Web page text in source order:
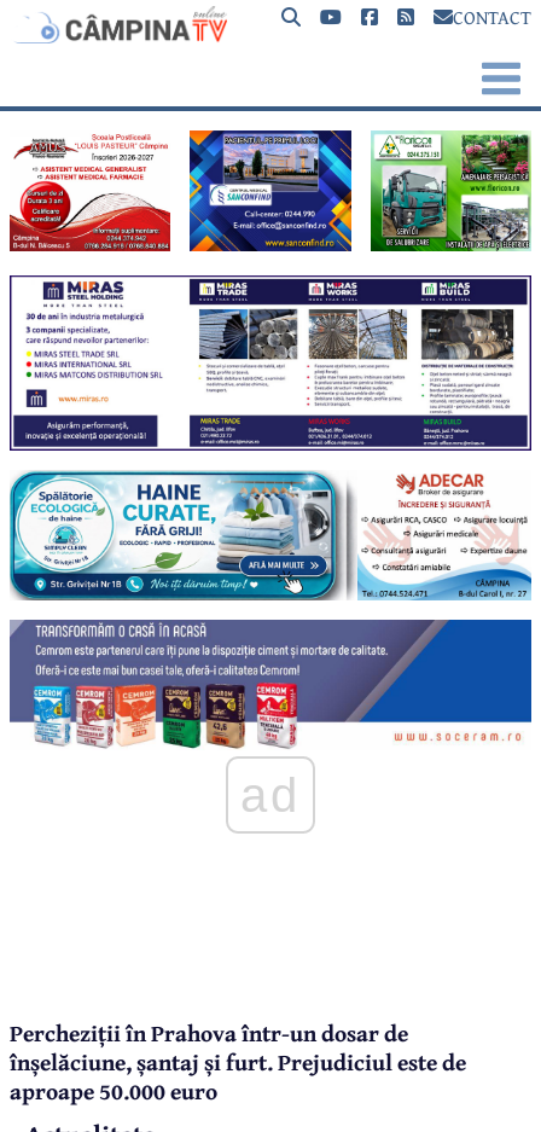
CONTACT
ad
Percheziții în Prahova într-un dosar de
înșelăciune, șantaj și furt. Prejudiciul este de
aproape 50.000 euro